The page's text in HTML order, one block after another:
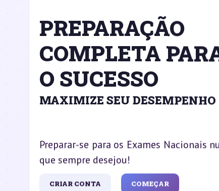
PREPARAÇÃO
COMPLETA
O SUCESSO
MAXIMIZE SEU DESEMPENHO
Preparar-se para os Exames Nacionais
que sempre desejou!
CRIAR CONTA COMEÇAR